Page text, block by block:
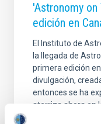
'Astronomy on
edición en
El Instituto de
la llegada de
primera edición
divulgación,
entonces se ha
aterriza ahora en